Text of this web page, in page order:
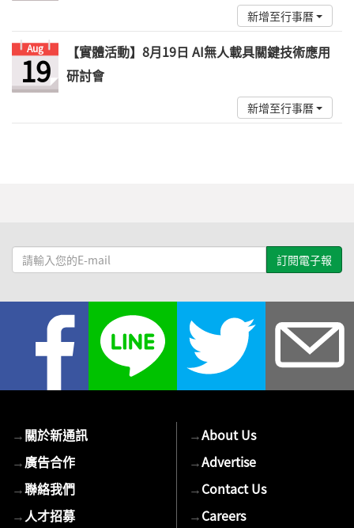
新增至行事曆
Aug
19
【實體活動】8月19日 AI無人載具關鍵技術應用
研討會
新增至行事曆
請
輸
→關於新通訊
→廣告合作
→聯絡我們
→人才招募
→About Us
→Advertise
→Contact Us
→Careers